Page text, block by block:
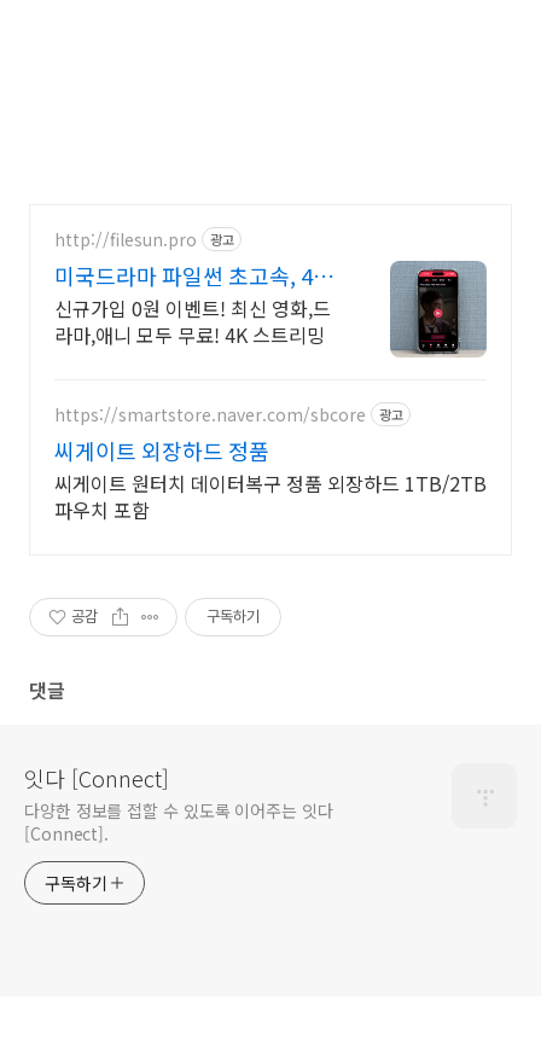
http://filesun.pro 광고
미국드라마 파일썬 초고속, 4K
실시간 보기!
신규가입 0원 이벤트! 최신 영화,드
라마,애니 모두 무료! 4K 스트리밍
https://smartstore.naver.com/sbcore 광고
씨게이트 외장하드 정품
씨게이트 원터치 데이터복구 정품 외장하드 1TB/2TB
파우치 포함
공감 구독하기
댓글
잇다 [Connect]
다양한 정보를 접할 수 있도록 이어주는 잇다
[Connect].
구독하기